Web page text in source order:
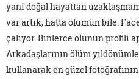
yani doğal hayattan
var artık, hatta ölümün bile.
çalıyor. Binlerce ölünün profili
Arkadaşlarının ölüm
kullanarak en güzel